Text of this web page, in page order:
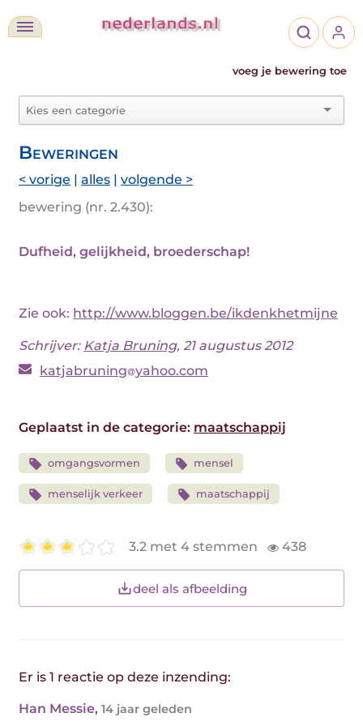
voeg je bewering toe
Beweringen
< vorige | alles | volgende >
bewering (nr. 2.430):
Dufheid, gelijkheid, broederschap!
Zie ook: http://www.bloggen.be/ikdenkhetmijne
Schrijver: Katja Bruning, 21 augustus 2012
katjabruning yahoo.com
Geplaatst in de categorie: maatschappij
omgangsvormen mensel
menselijk verkeer maatschappij
3.2 met 4 stemmen 438
deel als afbeelding
Er is 1 reactie op deze inzending:
Han Messie, 14 jaar geleden